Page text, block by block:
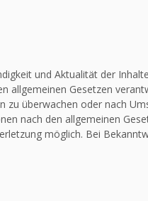
und Aktualität der
allgemeinen Gesetzen
überwachen oder nach
nach den allgemeinen
möglich. Bei